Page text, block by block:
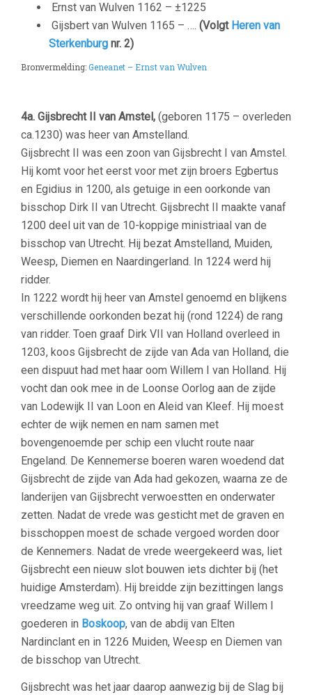
Ernst van Wulven 1162 – ±1225
Gijsbert van Wulven 1165 – …. (Volgt Heren van
Sterkenburg nr. 2)
Bronvermelding:Geneanet – Ernst van Wulven
4a. Gijsbrecht II van Amstel, (geboren 1175 – overleden
ca.1230) was heer van Amstelland.
Gijsbrecht II was een zoon van Gijsbrecht I van Amstel.
Hij komt voor het eerst voor met zijn broers Egbertus
en Egidius in 1200, als getuige in een oorkonde van
bisschop Dirk II van Utrecht. Gijsbrecht II maakte vanaf
1200 deel uit van de 10-koppige ministriaal van de
bisschop van Utrecht. Hij bezat Amstelland, Muiden,
Weesp, Diemen en Naardingerland. In 1224 werd hij
ridder.
In 1222 wordt hij heer van Amstel genoemd en blijkens
verschillende oorkonden bezat hij (rond 1224) de rang
van ridder. Toen graaf Dirk VII van Holland overleed in
1203, koos Gijsbrecht de zijde van Ada van Holland, die
een dispuut had met haar oom Willem I van Holland. Hij
vocht dan ook mee in de Loonse Oorlog aan de zijde
van Lodewijk II van Loon en Aleid van Kleef. Hij moest
echter de wijk nemen en nam samen met
bovengenoemde per schip een vlucht route naar
Engeland. De Kennemerse boeren waren woedend dat
Gijsbrecht de zijde van Ada had gekozen, waarna ze de
landerijen van Gijsbrecht verwoestten en onderwater
zetten. Nadat de vrede was gesticht met de graven en
bisschoppen moest de schade vergoed worden door
de Kennemers. Nadat de vrede weergekeerd was, liet
Gijsbrecht een nieuw slot bouwen iets dichter bij (het
huidige Amsterdam). Hij breidde zijn bezittingen langs
vreedzame weg uit. Zo ontving hij van graaf Willem I
goederen in Boskoop, van de abdij van Elten
Nardinclant en in 1226 Muiden, Weesp en Diemen van
de bisschop van Utrecht.
Gijsbrecht was het jaar daarop aanwezig bij de Slag bij